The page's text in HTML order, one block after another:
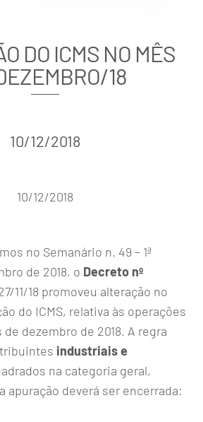
DO ICMS NO MÊS
18
10/12/2018
10/12/2018
no Semanário n. 49 – 1ª
de 2018, o Decreto nº
11/18 promoveu alteração no
do ICMS, relativa às operações
dezembro de 2018. A regra
industriais e
na categoria geral,
apuração deverá ser encerrada: